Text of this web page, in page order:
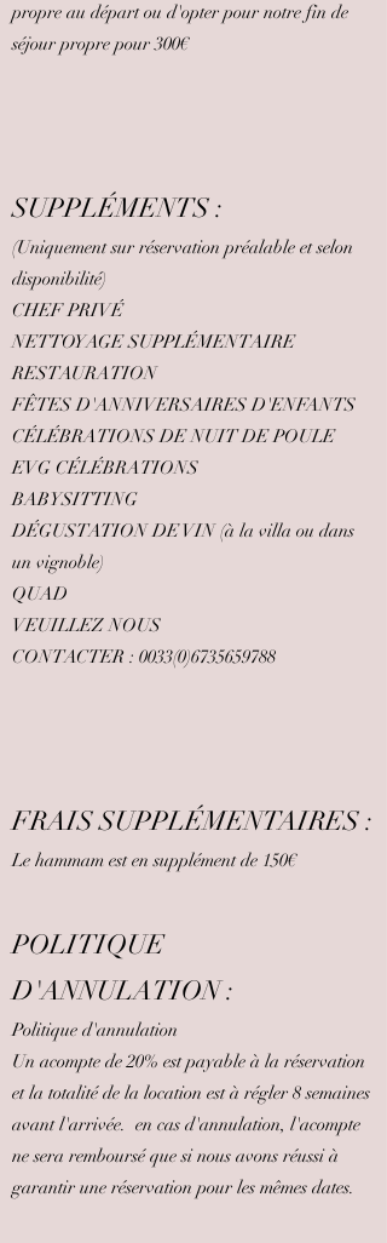
propre au départ ou d'opter pour notre fin de
séjour propre pour 300€
SUPPLÉMENTS :
(Uniquement sur réservation préalable et selon
disponibilité)
CHEF PRIVÉ
NETTOYAGE SUPPLÉMENTAIRE
RESTAURATION
FÊTES D'ANNIVERSAIRES D'ENFANTS
CÉLÉBRATIONS DE NUIT DE POULE
EVG CÉLÉBRATIONS
BABYSITTING
DÉGUSTATION DE VIN (à la villa ou dans
un vignoble)
QUAD
VEUILLEZ NOUS
CONTACTER : 0033(0)6735659788
FRAIS SUPPLÉMENTAIRES :
Le hammam est en supplément de 150€
POLITIQUE
D'ANNULATION :
Politique d'annulation
Un acompte de 20% est payable à la réservation
et la totalité de la location est à régler 8 semaines
avant l'arrivée. en cas d'annulation, l'acompte
ne sera remboursé que si nous avons réussi à
garantir une réservation pour les mêmes dates.